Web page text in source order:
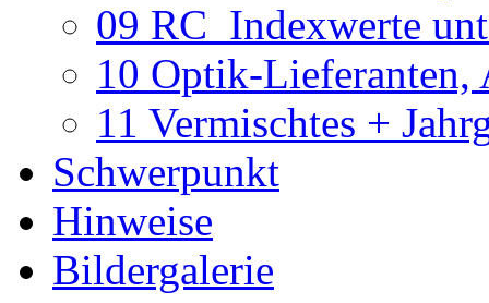
09 RC_Indexwerte
10 Optik-Lieferanten,
11 Vermischtes +
Schwerpunkt
Hinweise
Bildergalerie